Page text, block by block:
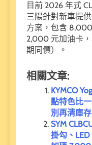
目前 2026 年式
三陽針對新車提
方案，包含
2,000 元加油卡
期同價）。
相關文章:
KYMCO
點特色比
別再清庫
SYM
掛勾、